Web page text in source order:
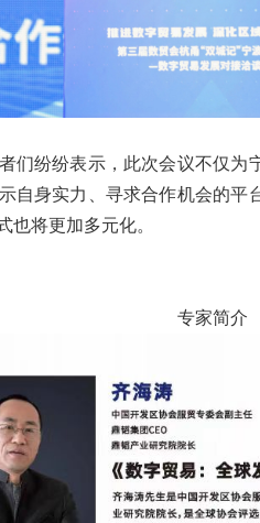
们纷纷表示，此次会议不仅
自身实力、寻求合作机会的
也将更加多元化。
专家简介